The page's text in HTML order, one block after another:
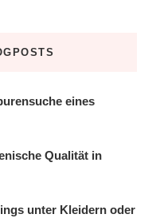
eines
Qualität in
unter Kleidern oder